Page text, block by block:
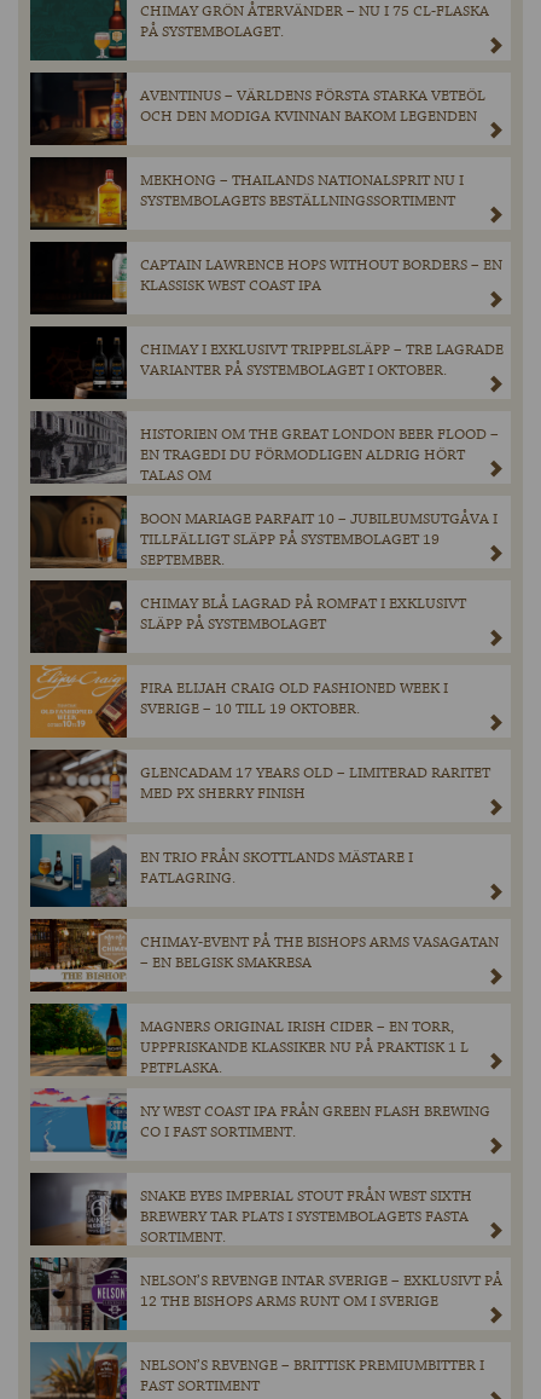
CHIMAY GRÖN ÅTERVÄNDER – NU I 75 CL-FLASKA
PÅ SYSTEMBOLAGET.
AVENTINUS – VÄRLDENS FÖRSTA STARKA VETEÖL
OCH DEN MODIGA KVINNAN BAKOM LEGENDEN
MEKHONG – THAILANDS NATIONALSPRIT NU I
SYSTEMBOLAGETS BESTÄLLNINGSSORTIMENT
CAPTAIN LAWRENCE HOPS WITHOUT BORDERS – EN
KLASSISK WEST COAST IPA
CHIMAY I EXKLUSIVT TRIPPELSLÄPP – TRE LAGRADE
VARIANTER PÅ SYSTEMBOLAGET I OKTOBER.
HISTORIEN OM THE GREAT LONDON BEER FLOOD –
EN TRAGEDI DU FÖRMODLIGEN ALDRIG HÖRT
TALAS OM
BOON MARIAGE PARFAIT 10 – JUBILEUMSUTGÅVA I
TILLFÄLLIGT SLÄPP PÅ SYSTEMBOLAGET 19
SEPTEMBER.
CHIMAY BLÅ LAGRAD PÅ ROMFAT I EXKLUSIVT
SLÄPP PÅ SYSTEMBOLAGET
FIRA ELIJAH CRAIG OLD FASHIONED WEEK I
SVERIGE – 10 TILL 19 OKTOBER.
GLENCADAM 17 YEARS OLD – LIMITERAD RARITET
MED PX SHERRY FINISH
EN TRIO FRÅN SKOTTLANDS MÄSTARE I
FATLAGRING.
CHIMAY-EVENT PÅ THE BISHOPS ARMS VASAGATAN
– EN BELGISK SMAKRESA
MAGNERS ORIGINAL IRISH CIDER – EN TORR,
UPPFRISKANDE KLASSIKER NU PÅ PRAKTISK 1 L
PETFLASKA.
NY WEST COAST IPA FRÅN GREEN FLASH BREWING
CO I FAST SORTIMENT.
SNAKE EYES IMPERIAL STOUT FRÅN WEST SIXTH
BREWERY TAR PLATS I SYSTEMBOLAGETS FASTA
SORTIMENT.
NELSON’S REVENGE INTAR SVERIGE – EXKLUSIVT PÅ
12 THE BISHOPS ARMS RUNT OM I SVERIGE
NELSON’S REVENGE – BRITTISK PREMIUMBITTER I
FAST SORTIMENT